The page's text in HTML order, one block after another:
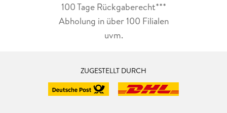
100 Tage Rückgaberecht***
Abholung in über 100 Filialen
uvm.
ZUGESTELLT DURCH